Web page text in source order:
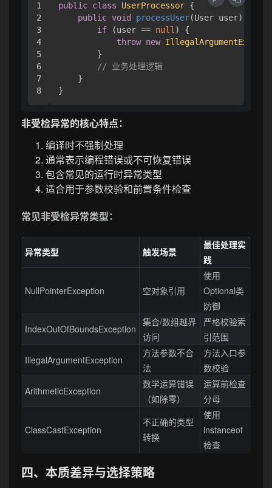
1
2
3
4
5
6
7
public class UserProcessor {
public void processUser(User user)
if (user == null ) {
throw new
        }
// 业务处理逻辑
    }
非受检异常的核心特点：
编译时不强制处理
通常表示编程错误或不可恢复错误
包含常见的运行时异常类型
适合用于参数校验和前置条件检查
常见非受检异常类型：
异常类型 触发场景
最佳处理实
践
NullPointerException 空对象引用
使用
Optional类
防御
IndexOutOfBoundsException
集合/数组越界
访问
严格校验索
引范围
IllegalArgumentException
方法参数不合
法
方法入口参
数校验
ArithmeticException
数学运算错误
（如除零）
运算前检查
分母
ClassCastException
不正确的类型
转换
使用
instanceof
检查
四、本质差异与选择策略